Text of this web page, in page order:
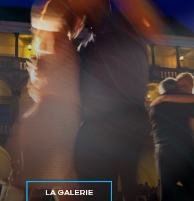
LA GALERIE